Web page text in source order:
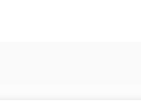
sur le flanc des